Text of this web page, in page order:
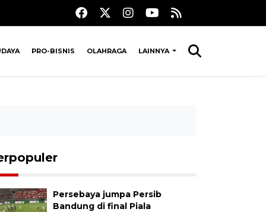
PRO-BISNIS OLAHRAGA LAINNYA
Persebaya jumpa Persib
Bandung di final Piala